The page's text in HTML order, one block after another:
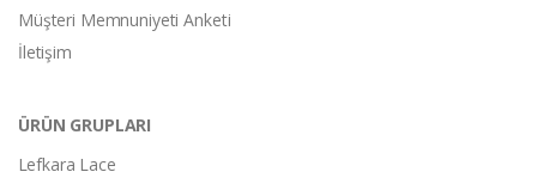
Müşteri Memnuniyeti Anketi
İletişim
ÜRÜN GRUPLARI
Lefkara Lace